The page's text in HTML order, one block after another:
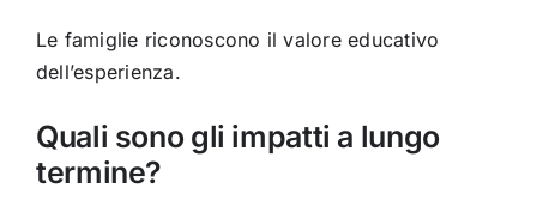
Le famiglie riconoscono il valore educativo
dell’esperienza.
Quali sono gli impatti a lungo
termine?